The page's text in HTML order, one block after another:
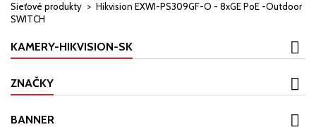
Sieťové produkty
Hikvision EXWI-PS309GF-O - 8xGE PoE -Outdoor
SWITCH
KAMERY-HIKVISION-SK
ZNAČKY
BANNER